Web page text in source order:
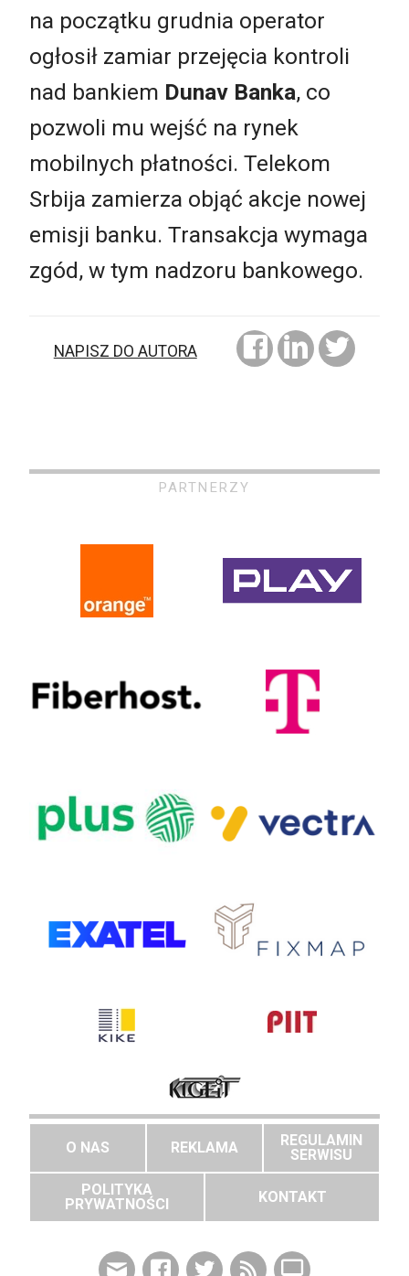
na początku grudnia operator
ogłosił zamiar przejęcia kontroli
nad bankiem Dunav Banka, co
pozwoli mu wejść na rynek
mobilnych płatności. Telekom
Srbija zamierza objąć akcje nowej
emisji banku. Transakcja wymaga
zgód, w tym nadzoru bankowego.
NAPISZ DO AUTORA
PARTNERZY
O NAS REKLAMA
REGULAMIN
SERWISU
POLITYKA
PRYWATNOŚCI
KONTAKT